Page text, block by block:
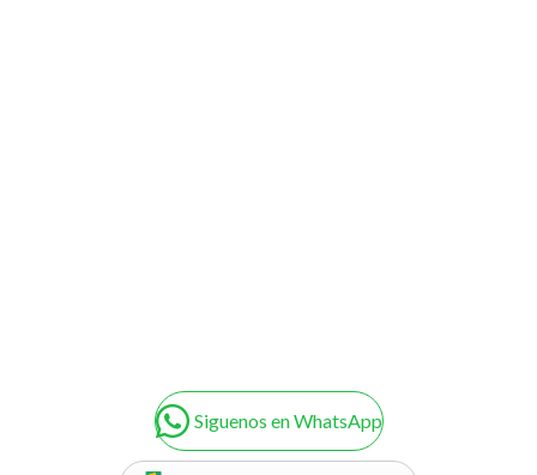
Siguenos en WhatsApp